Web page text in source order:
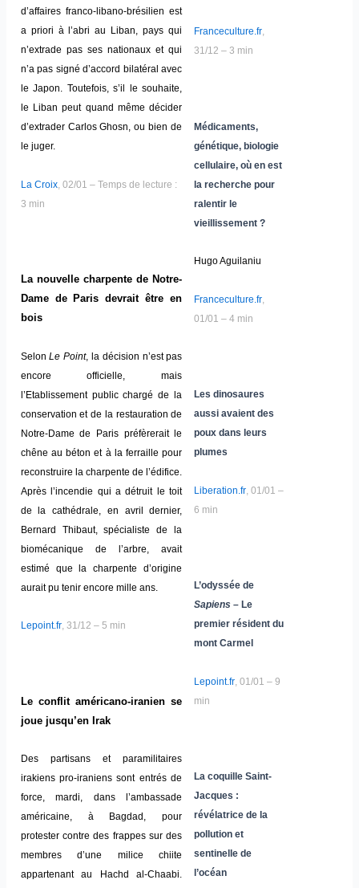
d’affaires franco-libano-brésilien est
a priori à l’abri au Liban, pays qui
n’extrade pas ses nationaux et qui
n’a pas signé d’accord bilatéral avec
le Japon. Toutefois, s’il le souhaite,
le Liban peut quand même décider
d’extrader Carlos Ghosn, ou bien de
le juger.
La Croix, 02/01 – Temps de lecture :
3 min
La nouvelle charpente de Notre-
Dame de Paris devrait être en
bois
SelonLe Point, la décision n’est pas
encore officielle, mais
l’Etablissement public chargé de la
conservation et de la restauration de
Notre-Dame de Paris préfèrerait le
chêne au béton et à la ferraille pour
reconstruire la charpente de l’édifice.
Après l’incendie qui a détruit le toit
de la cathédrale, en avril dernier,
Bernard Thibaut, spécialiste de la
biomécanique de l’arbre, avait
estimé que la charpente d’origine
aurait pu tenir encore mille ans.
Lepoint.fr, 31/12 – 5 min
Le conflit américano-iranien se
joue jusqu’en Irak
Des partisans et paramilitaires
irakiens pro-iraniens sont entrés de
force, mardi, dans l’ambassade
américaine, à Bagdad, pour
protester contre des frappes sur des
membres d’une milice chiite
appartenant au Hachd al-Chaabi.
Franceculture.fr,
31/12 – 3 min
Médicaments,
génétique, biologie
cellulaire, où en est
la recherche pour
ralentir le
vieillissement ?
Hugo Aguilaniu
Franceculture.fr,
01/01 – 4 min
Les dinosaures
aussi avaient des
poux dans leurs
plumes
Liberation.fr, 01/01 –
6 min
L’odyssée de
Sapiens – Le
premier résident du
mont Carmel
Lepoint.fr, 01/01 – 9
min
La coquille Saint-
Jacques :
révélatrice de la
pollution et
sentinelle de
l’océan